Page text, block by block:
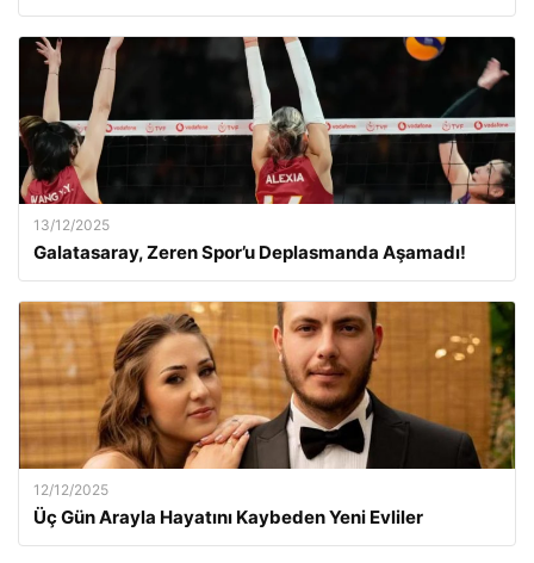
13/12/2025
Galatasaray, Zeren Spor’u Deplasmanda Aşamadı!
12/12/2025
Üç Gün Arayla Hayatını Kaybeden Yeni Evliler